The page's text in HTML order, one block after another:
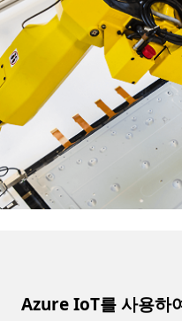
Azure IoT를 사용하